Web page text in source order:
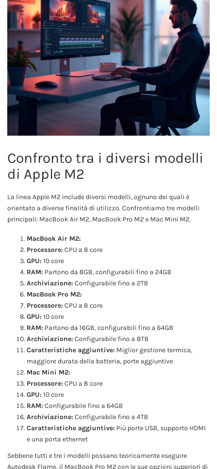
Confronto tra i diversi modelli
di Apple M2
La linea Apple M2 include diversi modelli, ognuno dei quali è
orientato a diverse finalità di utilizzo. Confrontiamo tre modelli
principali: MacBook Air M2, MacBook Pro M2 e Mac Mini M2.
MacBook Air M2:
Processore: CPU a 8 core
GPU: 10 core
RAM: Partono da 8GB, configurabili fino a 24GB
Archiviazione: Configurabile fino a 2TB
MacBook Pro M2:
Processore: CPU a 8 core
GPU: 10 core
RAM: Partono da 16GB, configurabili fino a 64GB
Archiviazione: Configurabile fino a 8TB
Caratteristiche aggiuntive: Miglior gestione termica,
maggiore durata della batteria, porte aggiuntive
Mac Mini M2:
Processore: CPU a 8 core
GPU: 10 core
RAM: Configurabile fino a 64GB
Archiviazione: Configurabile fino a 4TB
Caratteristiche aggiuntive: Più porte USB, supporto HDMI
e una porta ethernet
Sebbene tutti e tre i modelli possano teoricamente eseguire
Autodesk Flame, il MacBook Pro M2 con le sue opzioni superiori di